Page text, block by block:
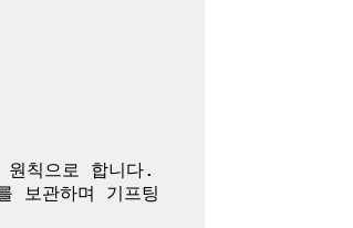
칙으로 합니다.
보관하며 기프팅